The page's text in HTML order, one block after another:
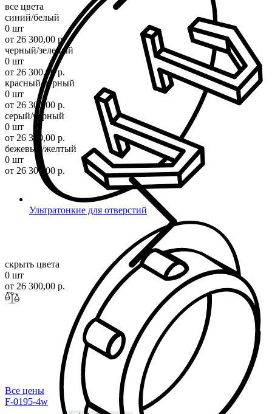
Ультратонкие для отверстий
все цвета
синий/белый
0 шт
от 26 300,00 р.
черный/зеленый
0 шт
от 26 300,00 р.
красный/черный
0 шт
от 26 300,00 р.
серый/черный
0 шт
от 26 300,00 р.
бежевый/желтый
0 шт
от 26 300,00 р.
скрыть цвета
0 шт
от 26 300,00 р.
Все цены
F-0195-4w